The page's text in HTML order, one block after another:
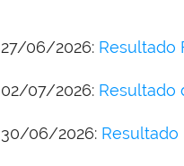
27/06/2026: Resultado
02/07/2026: Resultado
30/06/2026: Resultado